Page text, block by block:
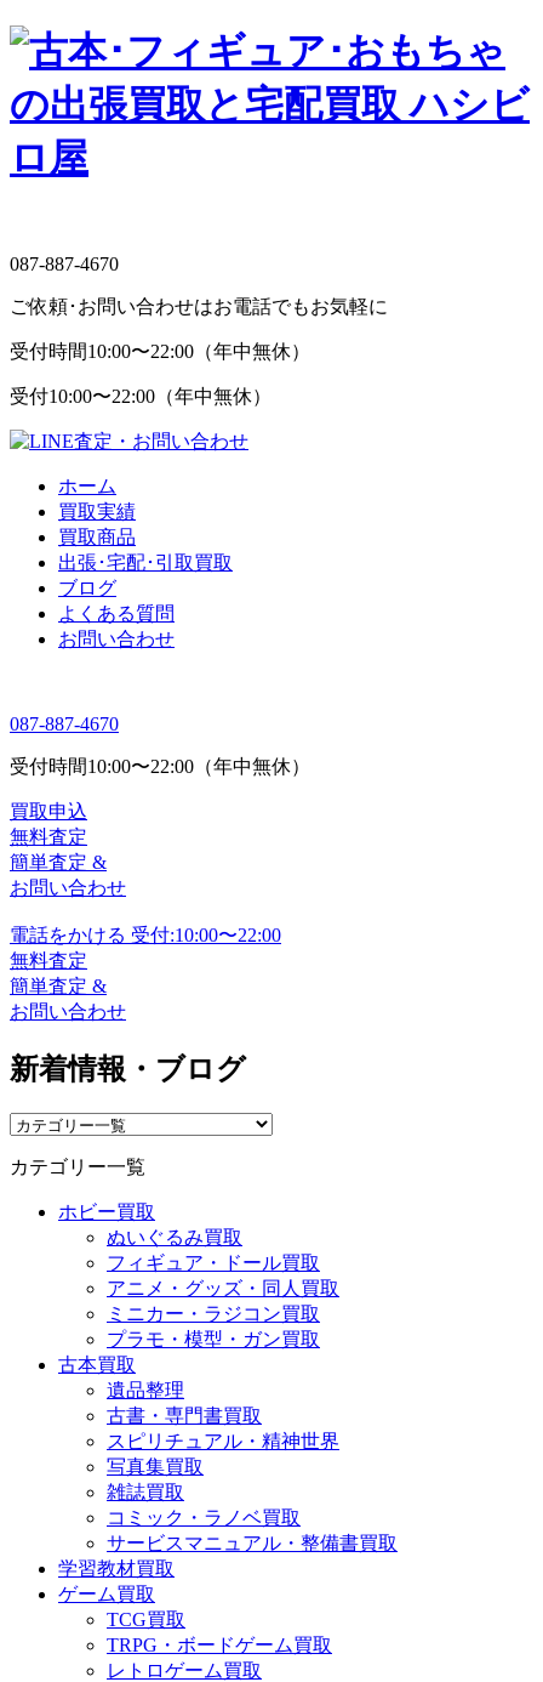
087-887-4670
ご依頼･お問い合わせはお電話でもお気軽に
受付時間10:00〜22:00（年中無休）
受付10:00〜22:00（年中無休）
ホーム
買取実績
買取商品
出張･宅配･引取買取
ブログ
よくある質問
お問い合わせ
087-887-4670
受付時間10:00〜22:00（年中無休）
買取申込
無料査定
簡単査定 &
お問い合わせ
電話をかける 受付:10:00〜22:00
無料査定
簡単査定 &
お問い合わせ
新着情報・ブログ
カテゴリー一覧
ホビー買取
ぬいぐるみ買取
フィギュア・ドール買取
アニメ・グッズ・同人買取
ミニカー・ラジコン買取
プラモ・模型・ガン買取
古本買取
遺品整理
古書・専門書買取
スピリチュアル・精神世界
写真集買取
雑誌買取
コミック・ラノベ買取
サービスマニュアル・整備書買取
学習教材買取
ゲーム買取
TCG買取
TRPG・ボードゲーム買取
レトロゲーム買取